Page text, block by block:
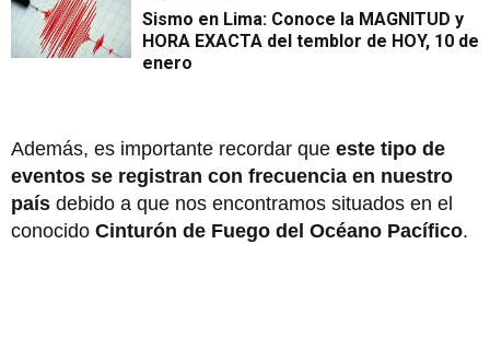
Sismo en Lima: Conoce la MAGNITUD y
HORA EXACTA del temblor de HOY, 10 de
enero
Además, es importante recordar que este tipo de
eventos se registran con frecuencia en nuestro
país debido a que nos encontramos situados en el
conocido Cinturón de Fuego del Océano Pacífico.